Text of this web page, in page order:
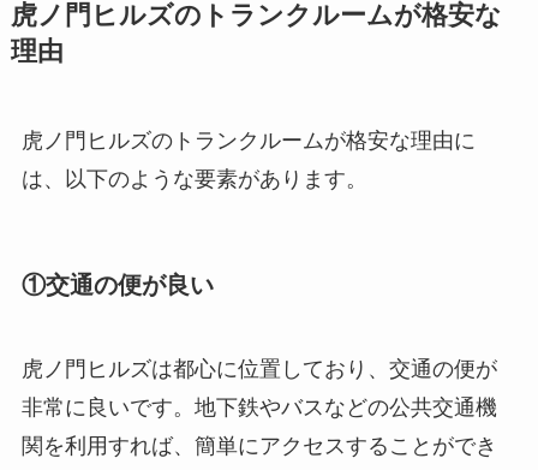
虎ノ門ヒルズのトランクルームが格安な
理由
虎ノ門ヒルズのトランクルームが格安な理由に
は、以下のような要素があります。
①交通の便が良い
虎ノ門ヒルズは都心に位置しており、交通の便が
非常に良いです。地下鉄やバスなどの公共交通機
関を利用すれば、簡単にアクセスすることができ